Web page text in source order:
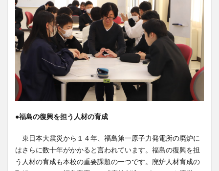
●福島の復興を担う人材の育成
東日本大震災から１４年、福島第一原子力発電所の廃炉に
はさらに数十年がかかると言われています。福島の復興を担
う人材の育成も本校の重要課題の一つです。廃炉人材育成の